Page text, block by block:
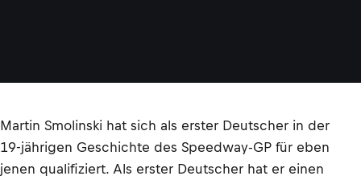
Martin Smolinski hat sich als erster Deutscher in der
19-jährigen Geschichte des Speedway-GP für eben
jenen qualifiziert. Als erster Deutscher hat er einen